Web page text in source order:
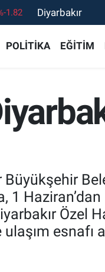
1.82
Diyarbakır
POLİTİKA EĞİTİM
Büyükşehir
1
Özel
esnafı